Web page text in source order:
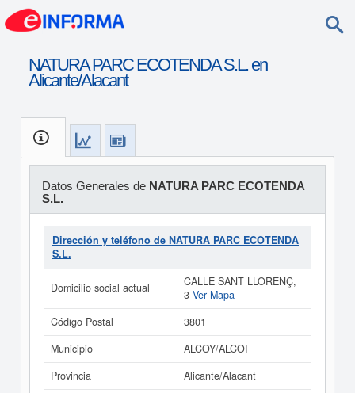
NATURA PARC ECOTENDA S.L. en
Alicante/Alacant
Datos Generales de NATURA PARC ECOTENDA
S.L.
Dirección y teléfono de NATURA PARC ECOTENDA
S.L.
Domicilio social actual
CALLE SANT LLORENÇ,
3 Ver Mapa
Código Postal
3801
Municipio
ALCOY/ALCOI
Provincia
Alicante/Alacant